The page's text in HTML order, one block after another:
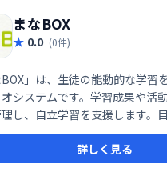
まなBOX
0.0 (0件)
BOX」は、生徒の能動的な学習
システムです。学習成果や活
し、自立学習を支援します。
まで、学習プロセス全体を可視
長を促進します。一人ひとりの
分析し、より効果的な学習をサ
詳しく見る